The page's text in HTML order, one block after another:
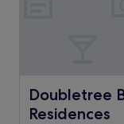
Doubletree
Residences
Doubletree By